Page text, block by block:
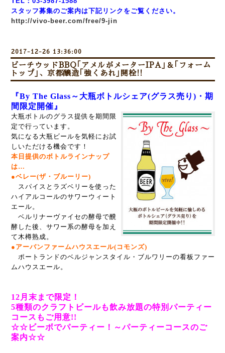
スタッフ募集のご案内は下記リンクをご覧ください。
http://vivo-beer.com/free/9-jin
2017-12-26 13:36:00
ビーチウッドBBQ｢アメルがメーターIPA｣＆｢フォーム
トップ｣、京都醸造｢強くあれ｣開栓!!
『By The Glass～大瓶ボトルシェア(グラス売り)・期
間限定開催』
大瓶ボトルのグラス提供を期間限
定で行っています。
気になる大瓶ビールを気軽にお試
しいただける機会です！
本日提供のボトルラインナップ
は…
●ベレー(ザ・ブルーリー)
スパイスとラズベリーを使った
ハイアルコールのサワーウィート
エール。
ベルリナーヴァイセの酵母で醗
酵した後、サワー系の酵母を加え
て木樽熟成。
●アーバンファームハウスエール(コモンズ)
ポートランドのベルジャンスタイル・ブルワリーの看板ファー
ムハウスエール。
12月末まで限定！
5種類のクラフトビールも飲み放題の特別パーティー
コースもご用意!!
☆☆ビーボでパーティー！～パーティーコースのご
案内☆☆